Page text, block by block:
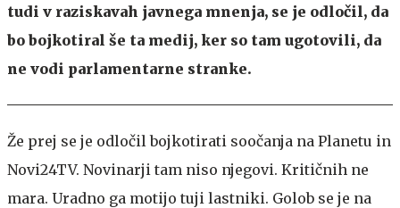
tudi v raziskavah javnega mnenja, se je odločil, da
bo bojkotiral še ta medij, ker so tam ugotovili, da
ne vodi parlamentarne stranke.
Že prej se je odločil bojkotirati soočanja na Planetu in
Novi24TV. Novinarji tam niso njegovi. Kritičnih ne
mara. Uradno ga motijo tuji lastniki. Golob se je na